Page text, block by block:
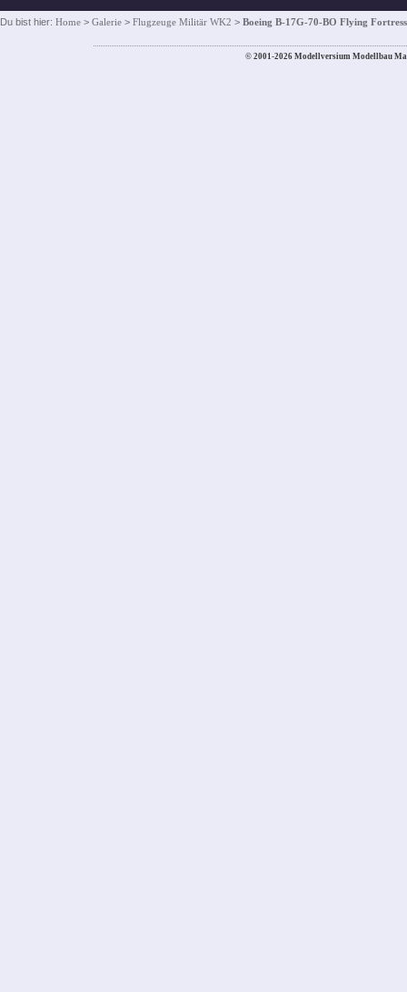
Du bist hier: Home > Galerie > Flugzeuge Militär WK2 > Boeing B-17G-70-BO Flying Fortress
© 2001-2026 Modellversium Modellbau